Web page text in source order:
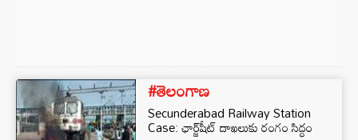
#తెలంగాణ
Secunderabad Railway Station
Case: ఛార్జ్‌షీట్ దాఖలుకు రంగం సిద్ధం